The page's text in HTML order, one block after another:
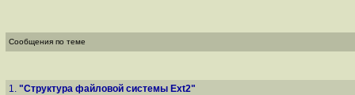
Сообщения по теме
1. "Структура файловой системы Ext2"